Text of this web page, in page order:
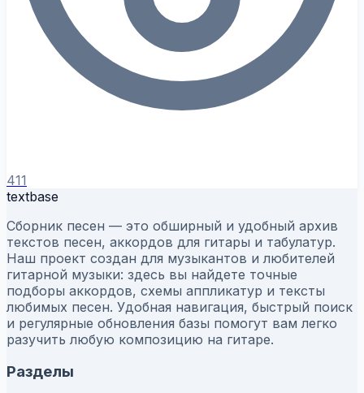
411
textbase
Сборник песен — это обширный и удобный архив
текстов песен, аккордов для гитары и табулатур.
Наш проект создан для музыкантов и любителей
гитарной музыки: здесь вы найдете точные
подборы аккордов, схемы аппликатур и тексты
любимых песен. Удобная навигация, быстрый поиск
и регулярные обновления базы помогут вам легко
разучить любую композицию на гитаре.
Разделы